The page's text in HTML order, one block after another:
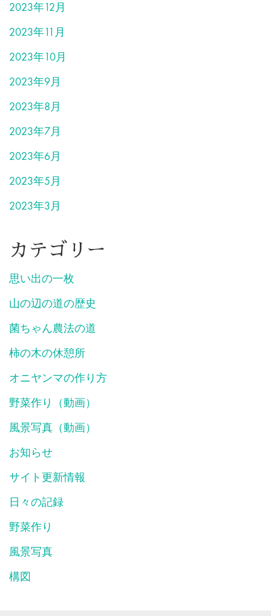
2023年12月
2023年11月
2023年10月
2023年9月
2023年8月
2023年7月
2023年6月
2023年5月
2023年3月
カテゴリー
思い出の一枚
山の辺の道の歴史
菌ちゃん農法の道
柿の木の休憩所
オニヤンマの作り方
野菜作り（動画）
風景写真（動画）
お知らせ
サイト更新情報
日々の記録
野菜作り
風景写真
構図